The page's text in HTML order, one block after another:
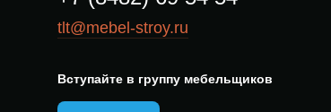
tlt@mebel-stroy.ru
Вступайте в группу мебельщиков